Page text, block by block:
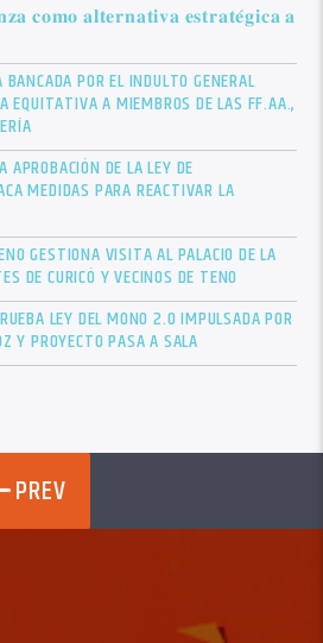
𝐜𝐨𝐦𝐨 𝐚𝐥𝐭𝐞𝐫𝐧𝐚𝐭𝐢𝐯𝐚 𝐞𝐬𝐭𝐫𝐚𝐭𝐞́𝐠𝐢𝐜𝐚 𝐚
POR EL INDULTO GENERAL
EQUITATIVA A MIEMBROS DE LAS FF.AA.,
APROBACIÓN DE LA LEY DE
MEDIDAS PARA REACTIVAR LA
GESTIONA VISITA AL PALACIO DE LA
DE CURICÓ Y VECINOS DE TENO
LEY DEL MONO 2.0 IMPULSADA POR
Y PROYECTO PASA A SALA
PREV